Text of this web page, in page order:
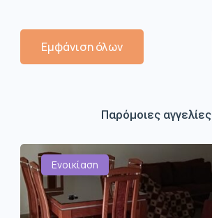
Εμφάνιση όλων
Παρόμοιες αγγελίες
Ενοικίαση